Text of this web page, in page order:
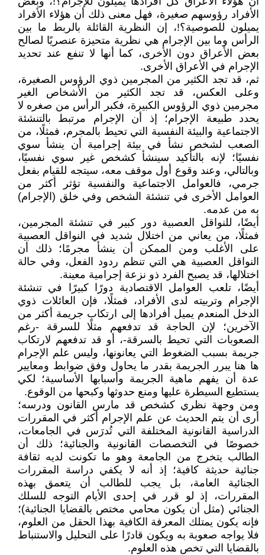
الأفراد رؤوسهم صغيرة، فهل معنى ذلك أن هؤلاء الأفراد
يميلون للصوصية؟!، إن النظرية القائلة بالربط ما بين
الرأس وما بين الإجرام هي نظرية متحيزة عنصريًا لصالح
بعض الأعراق دون الأخرى، كما أنها لا تنفع عند تحديد
الإجرام في الأعراق الأخرى.
ثم، قد تجد الكثير من المجرمين ذوي الرؤوس الصغيرة،
وعلى العكس، قد تجد الكثير من الأشخاص الغير
مجرمين ذوي الرؤوس الكبيرة، فكبر الرأس من صغره لا
يحدد طبيعة الإجرام؛ إذ أن الإجرام مرتبط بالتنشئة
الاجتماعية والبيئة النفسية التي تحيط بالمجرم، فمثلًا، من
الصعب لشخص نشأ في بيئة إجرامية أن ينشأ سوي
نفسيًا؛ لإنه بالتأكيد سينشأ كشخص غير سوي نفسيًا،
وبالتالي، وعند وقوع أول موقف معه، سيتجه للقيام بفعل
جرمي، فالعوامل الاجتماعية والنفسية تؤثر أكثر من
العوامل الأخرى في تنشئة الشخص وفي خلق (الإجرام)
به من عدمه.
أيضًا، للنواقل العصبية دور كبير في تنشئة المجرمين،
فمثلًا، من يعاني من اختلال شديد في النواقل العصبية
على الأغلب ومن الممكن أن ينشأ مجرمًا؛ ذلك أن
النواقل العصبية هي التي تنظم ردود الفعل، وفي حالة
اختلالها، قد يصبح الفرد ذو نزعة إجرامية معينة.
أيضًا، تلعب العوامل الاقتصادية دورًا كبيرًا في تنشئة
الإجرام وتربيته لدى الأفراد، فمثلًا، فإن العائلات ذوي
الدخل المنعدم يميل أفرادها إلى ارتكاب جريمة أكثر من
الآخرين؛ لإن الحاجة قد تدفعهم مثلًا للسرقة -رغم
الصعوبات التي تحيط بالسرقة-، أو قد تدفعهم لارتكاب
جريمة بسبب الضغوط التي يعانونها، وليس علم الإجرام
ها هنا يبرر الجريمة بقدر ما يحاول وفق ضوابط ومعايير
عدة أن يفهم ماهية الجريمة وأسبابها الأساسية؛ لكي
يستطيع السيطرة عليها ومنع حدوثها وكبحها من الوقوع.
ومن وجهة نظري كشخص قد مارس القانون ودرسه؛
أرى أن يتم الحديث عن علم الإجرام أكثر في المقررات
الدراسية القانونية المختلفة التي تُدرَس في الجامعات،
خصوصًا في التخصصات القانونية والجنائية؛ ذلك أن
الطالب يتخرج من الجامعة وهو ما تكونت لديه ثقافة
جنائية حديثة كافية؛ إذ أنه لا يكفي دراسة المقررات
الجنائية العامة، بل يجب للطالب أن يتعمق بهذه
المقررات، إذ لو قرر في إحدى الأيام التوجه للسلك
الجنائي (مثل أن يكون محامي مختص بالقضايا الجنائية)؛
فإنه يكون يمتلك المعرفة الكافية بهذا الحقل من العلوم،
فلا يواجه صعوبة به ويكون قادرًا على التحليل والاستنباط
بالقضايا التي تخص هذه العلوم.